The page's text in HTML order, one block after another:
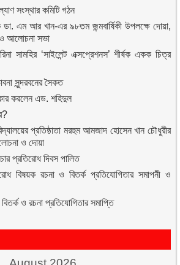
সংস্থার কমিটি গঠন
এম আর খান-এর ৯৮তম জন্মবার্ষিকী উপলক্ষে দোয়া,
ও আলোচনা সভা
সামহির ‘সাইলেন্ট এক্সপ্রেশনস’ শীর্ষক একক চিত্র
সুন্দরবনের সৈকত
করলেন এড. শহিদুল
প্রতিষ্ঠাতা মরহুম আমজাদ হোসেন খান চৌধুরীর
ও দোয়া
প্রতিরোধ দিবস পালিত
বিষয়ক রচনা ও বিতর্ক প্রতিযোগিতার সমাপনী ও
বিতর্ক ও রচনা প্রতিযোগিতার সমাপ্তি